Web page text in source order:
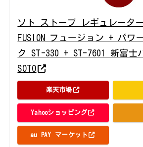
ソト ストーブ レギュレータ
FUSION フュージョン + パワ
ク ST-330 + ST-7601 新富士
SOTO
楽天市場
Yahooショッピング
au PAY マーケット